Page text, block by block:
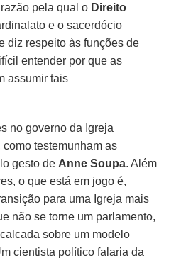
pela qual o Direito
e o sacerdócio
diz respeito às funções de
entender por que as
assumir tais
no governo da Igreja
testemunham as
gesto de Anne Soupa. Além
o que está em jogo é,
para uma Igreja mais
não se torne um parlamento,
sobre um modelo
cientista político falaria da